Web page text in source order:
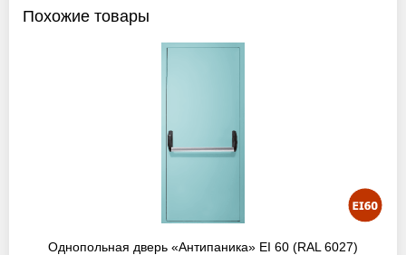
Похожие товары
Однопольная дверь «Антипаника» EI 60 (RAL 6027)